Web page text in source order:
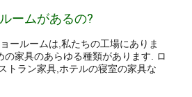
ームがあるの?
ールームは,私たちの工場にありま
の家具のあらゆる種類があります. ロ
トラン家具,ホテルの寝室の家具な